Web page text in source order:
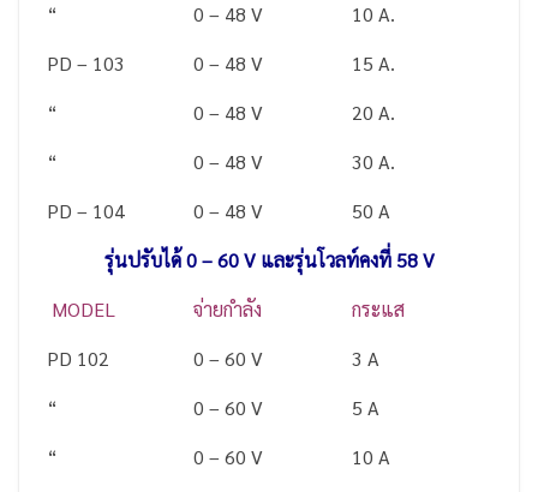
“
0 – 48 V
10 A.
PD – 103
0 – 48 V
15 A.
“
0 – 48 V
20 A.
“
0 – 48 V
30 A.
PD – 104
0 – 48 V
50 A
รุ่นปรับได้ 0 – 60 V และรุ่นโวลท์คงที่ 58 V
MODEL
จ่ายกำลัง
กระแส
PD 102
0 – 60 V
3 A
“
0 – 60 V
5 A
“
0 – 60 V
10 A